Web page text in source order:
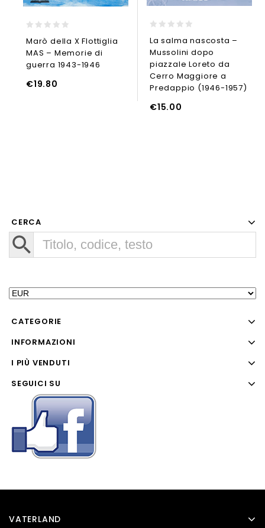
out
of
Marò della X Flottiglia
MAS – Memorie di
guerra 1943-1946
€19.80
out
of
5
La salma nascosta –
Mussolini dopo
piazzale Loreto da
Cerro Maggiore a
Predappio (1946-1957)
€15.00
AGGIUNGI AL CARRELLO
CERCA
CATEGORIE
INFORMAZIONI
I PIÙ VENDUTI
SEGUICI SU
VATERLAND